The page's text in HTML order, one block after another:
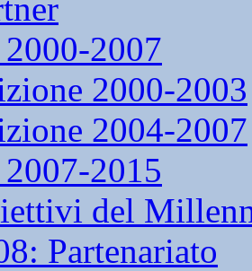
2007
2000-2003
2004-2007
2015
del
Partenariato